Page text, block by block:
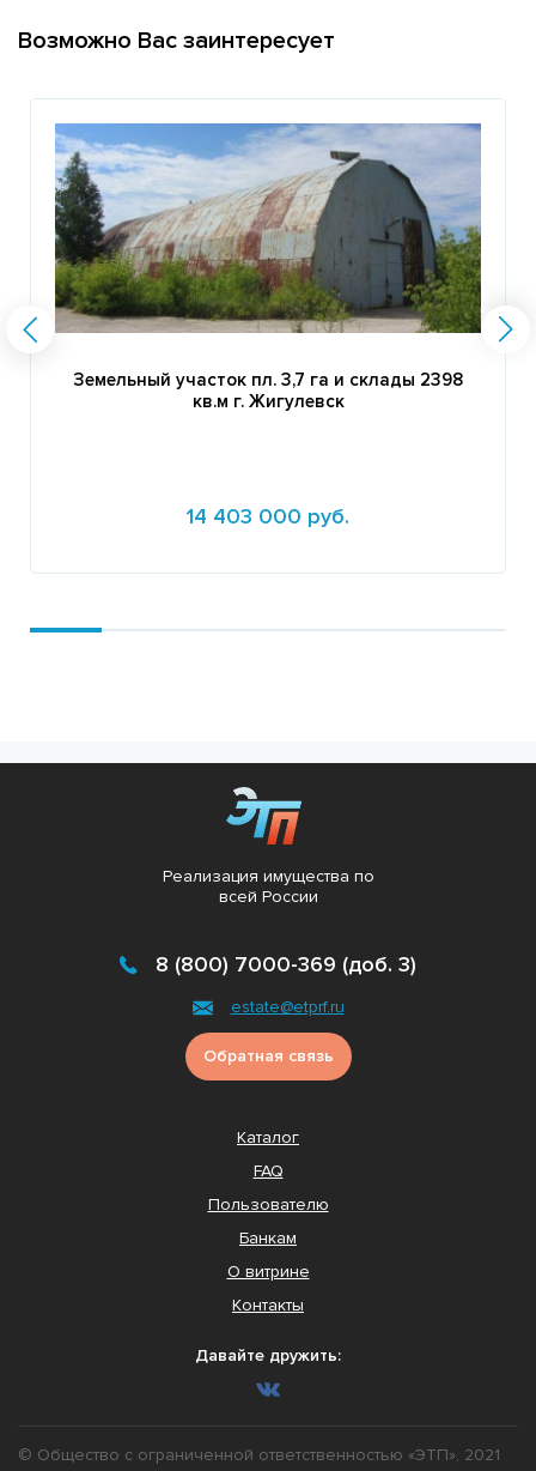
Возможно Вас заинтересует
Земельный участок пл. 3,7 га и склады 2398
кв.м г. Жигулевск
14 403 000 руб.
Реализация имущества по
всей России
8 (800) 7000-369 (доб. 3)
estate@etprf.ru
Обратная связь
Каталог
FAQ
Пользователю
Банкам
О витрине
Контакты
Давайте дружить:
© Общество с ограниченной ответственностью «ЭТП», 2021